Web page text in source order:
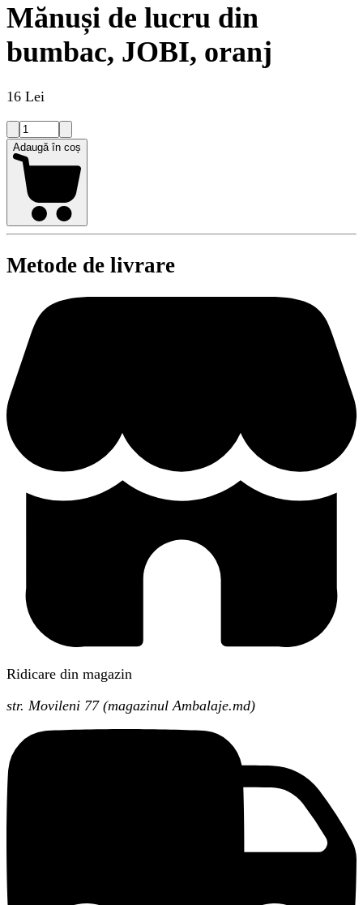
Mănuși de lucru din
bumbac, JOBI, oranj
16 Lei
Adaugă în coș
Metode de livrare
Ridicare din magazin
str. Movileni 77 (magazinul Ambalaje.md)